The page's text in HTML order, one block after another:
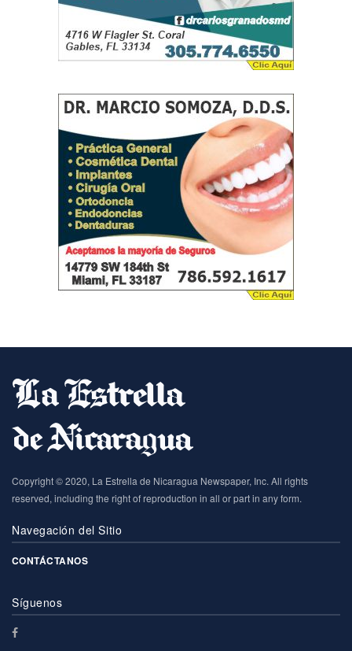
Copyright © 2020, La Estrella de Nicaragua Newspaper, Inc. All rights
reserved, including the right of reproduction in all or part in any form.
Navegación del Sitio
CONTÁCTANOS
Síguenos